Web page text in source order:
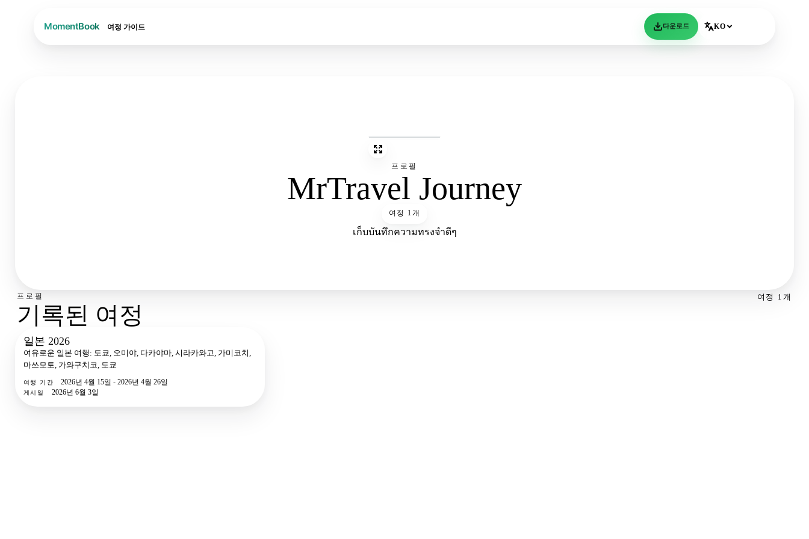
여정 가이드 다운로드 KO
프로필
MrTravel Journey
여정 1개
เก็บบันทึกความทรงจำดีๆ
프로필
기록된 여정
여정 1개
일본 2026
여유로운 일본 여행: 도쿄, 오미야, 다카야마, 시라카와고, 가미코치,
마쓰모토, 가와구치코, 도쿄
여행 기간 2026년 4월 15일 - 2026년 4월 26일
게시일 2026년 6월 3일